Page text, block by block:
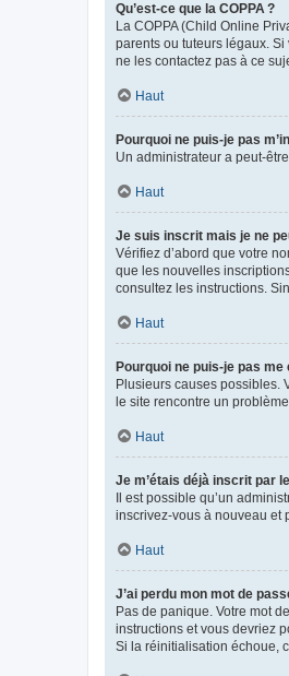
Qu’est-ce que la COPPA ?
La COPPA (Child Online
parents ou tuteurs légaux. Si
ne les contactez pas à ce
Haut
Pourquoi ne puis-je pas
Un administrateur a peut-
Haut
Je suis inscrit mais je ne
Vérifiez d’abord que votre
que les nouvelles
consultez les instructions.
Haut
Pourquoi ne puis-je pas me
Plusieurs causes possibles.
le site rencontre un
Haut
Je m’étais déjà inscrit par
Il est possible qu’un
inscrivez-vous à nouveau et
Haut
J’ai perdu mon mot de
Pas de panique. Votre mot
instructions et vous devriez
Si la réinitialisation échoue,